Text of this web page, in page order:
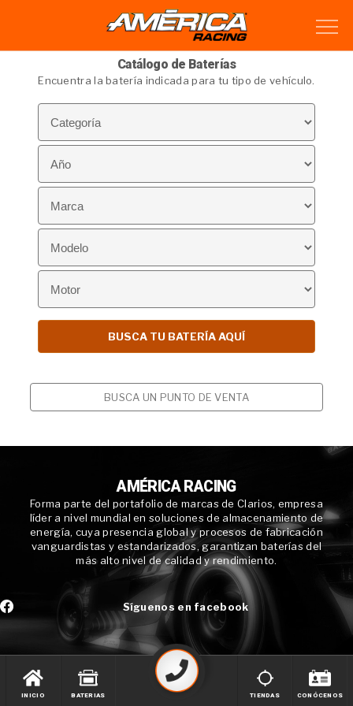
Catálogo de Baterías
Encuentra la batería indicada para tu tipo de vehículo.
BUSCA UN PUNTO DE VENTA
AMÉRICA RACING
Forma parte del portafolio de marcas de Clarios, empresa
líder a nivel mundial en soluciones de almacenamiento de
energía, cuya presencia global y procesos de fabricación
vanguardistas y estandarizados, garantizan baterías del
más alto nivel de calidad y rendimiento.
Síguenos en facebook
INICIO BATERIAS TIENDAS CONÓCENOS